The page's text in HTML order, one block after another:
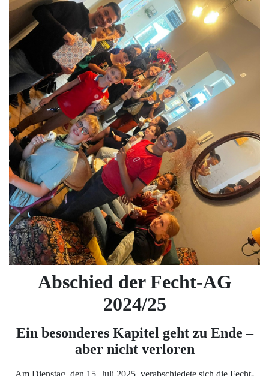
Abschied der Fecht-AG
2024/25
Ein besonderes Kapitel geht zu Ende –
aber nicht verloren